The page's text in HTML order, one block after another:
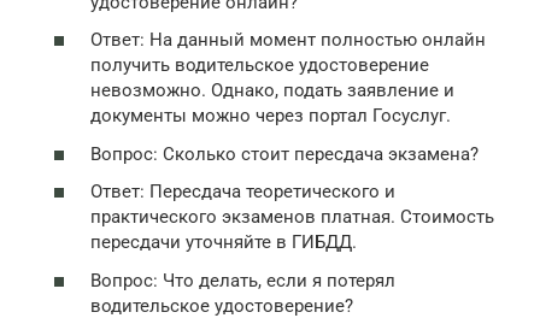
Ответ: На данный момент полностью онлайн
получить водительское удостоверение
невозможно. Однако, подать заявление и
документы можно через портал Госуслуг.
Вопрос: Сколько стоит пересдача экзамена?
Ответ: Пересдача теоретического и
практического экзаменов платная. Стоимость
пересдачи уточняйте в ГИБДД.
Вопрос: Что делать, если я потерял
водительское удостоверение?